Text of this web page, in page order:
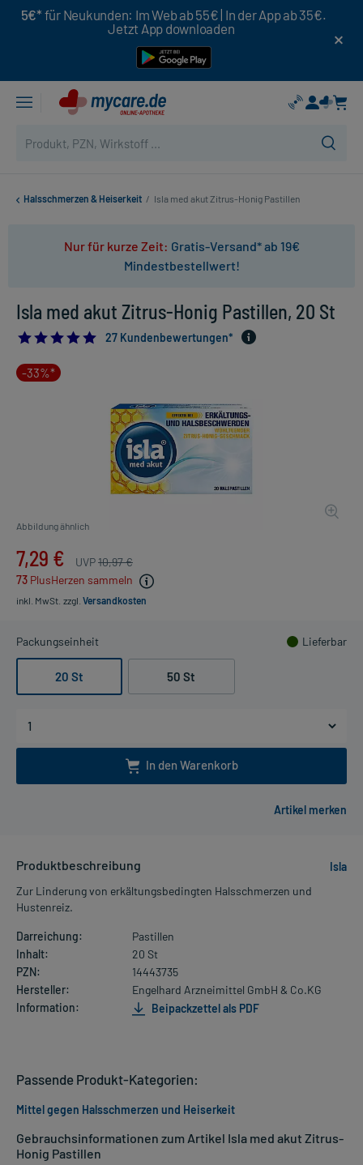
5€* für Neukunden: Im Web ab 55€ | In der App ab 35€.
Jetzt App downloaden
Halsschmerzen & Heiserkeit / Isla med akut Zitrus-Honig Pastillen
Nur für kurze Zeit: Gratis-Versand* ab 19€
Mindestbestellwert!
Isla med akut Zitrus-Honig Pastillen, 20 St
4.851851851851852
27 Kundenbewertungen*
-33%*
Abbildung ähnlich
7,29 € UVP10,97 €
73 PlusHerzen sammeln
inkl. MwSt. zzgl. Versandkosten
Packungseinheit Lieferbar
20 St 50 St
In den Warenkorb
Produktbeschreibung
Isla
Zur Linderung von erkältungsbedingten Halsschmerzen und
Hustenreiz.
Darreichung:
Pastillen
Inhalt:
20 St
PZN:
14443735
Hersteller:
Engelhard Arzneimittel GmbH & Co.KG
Information:
Beipackzettel als PDF
Gebrauchsinformationen zum Artikel Isla med akut Zitrus-
Honig Pastillen
Passende Produkt-Kategorien:
Mittel gegen Halsschmerzen und Heiserkeit